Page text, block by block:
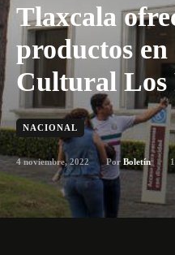
Tlaxcala
productos
Cultural Los
NACIONAL
4 noviembre, 2022 Por Boletín 1